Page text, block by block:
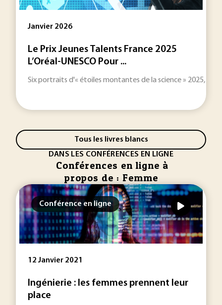
Janvier 2026
Le Prix Jeunes Talents France 2025
L’Oréal-UNESCO Pour ...
Six portraits d'« étoiles montantes de la science » 2025,
Tous les livres blancs
DANS LES CONFÉRENCES EN LIGNE
Conférences en ligne à
propos de : Femme
Conférence en ligne
12 Janvier 2021
Ingénierie : les femmes prennent leur
place